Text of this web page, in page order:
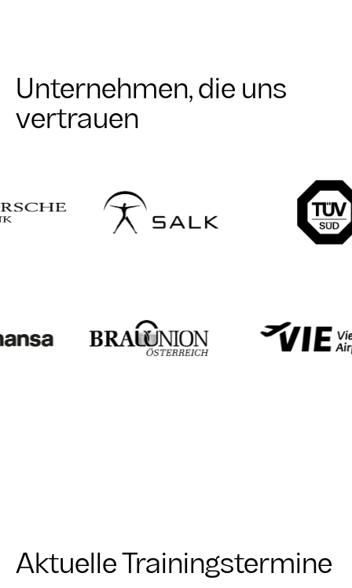
Unternehmen, die uns
vertrauen
Aktuelle Trainingstermine